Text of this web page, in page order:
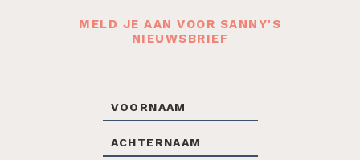
MELD JE AAN VOOR SANNY'S
NIEUWSBRIEF